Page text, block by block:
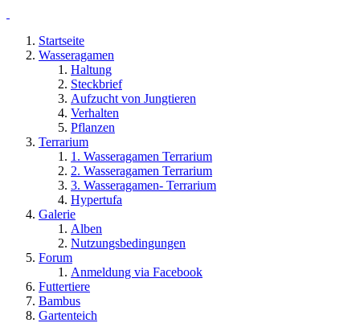
Startseite
Wasseragamen
Haltung
Steckbrief
Aufzucht von Jungtieren
Verhalten
Pflanzen
Terrarium
1. Wasseragamen Terrarium
2. Wasseragamen Terrarium
3. Wasseragamen- Terrarium
Hypertufa
Galerie
Alben
Nutzungsbedingungen
Forum
Anmeldung via Facebook
Futtertiere
Bambus
Gartenteich